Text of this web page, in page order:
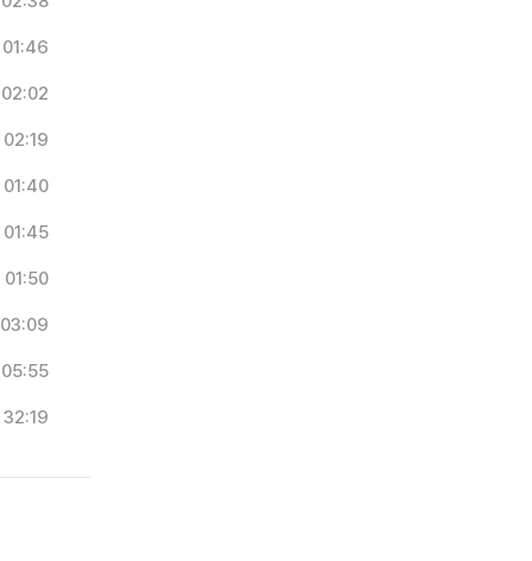
01:46
02:02
02:19
01:40
01:45
01:50
03:09
05:55
32:19